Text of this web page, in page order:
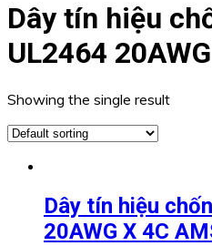
Dây tín hiệu
UL2464
Showing the single result
Dây tín hiệu
20AWG X 4C